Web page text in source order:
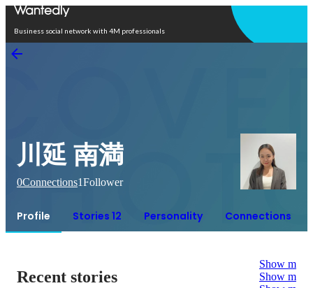
Business social network with 4M professionals
川延 南満
0Connections1Follower
Profile Stories 12 Personality Connections
Recent stories
Show more
Show more